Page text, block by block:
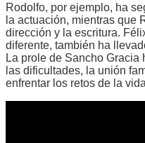
Rodolfo, por ejemplo, ha
la actuación, mientras que
dirección y la escritura.
diferente, también ha
La prole de Sancho Gracia
las dificultades, la unión
enfrentar los retos de la